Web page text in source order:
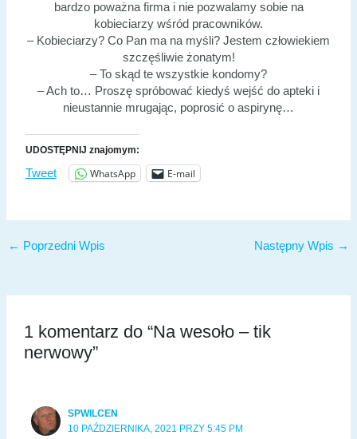
bardzo poważna firma i nie pozwalamy sobie na
kobieciarzy wśród pracowników.
– Kobieciarzy? Co Pan ma na myśli? Jestem człowiekiem
szczęśliwie żonatym!
– To skąd te wszystkie kondomy?
– Ach to… Proszę spróbować kiedyś wejść do apteki i
nieustannie mrugając, poprosić o aspirynę…
UDOSTĘPNIJ znajomym:
Tweet WhatsApp E-mail
← Poprzedni Wpis Następny Wpis →
1 komentarz do “Na wesoło – tik
nerwowy”
SPWILCEN
10 PAŹDZIERNIKA, 2021 PRZY 5:45 PM